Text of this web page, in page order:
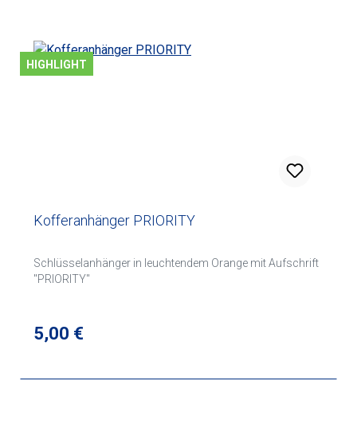
HIGHLIGHT
Kofferanhänger PRIORITY
Schlüsselanhänger in leuchtendem Orange mit Aufschrift
"PRIORITY"
Regulärer Preis:
5,00 €